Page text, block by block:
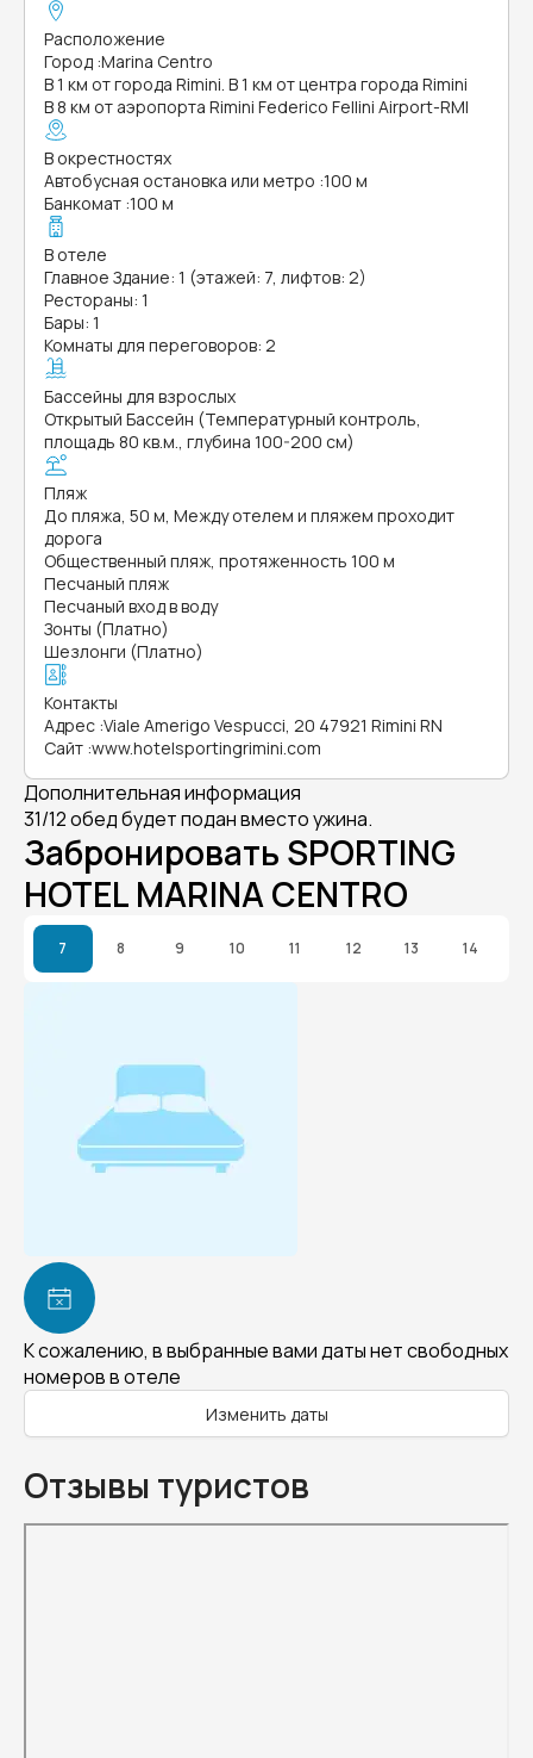
Расположение
Город :Marina Centro
В 1 км от города Rimini. В 1 км от центра города Rimini
В 8 км от аэропорта Rimini Federico Fellini Airport-RMI
В окрестностях
Автобусная остановка или метро :100 м
Банкомат :100 м
В отеле
Главное Здание: 1 (этажей: 7, лифтов: 2)
Рестораны: 1
Бары: 1
Комнаты для переговоров: 2
Бассейны для взрослых
Открытый Бассейн (Температурный контроль,
площадь 80 кв.м., глубина 100-200 см)
Пляж
До пляжа, 50 м, Между отелем и пляжем проходит
дорога
Общественный пляж, протяженность 100 м
Песчаный пляж
Песчаный вход в воду
Зонты (Платно)
Шезлонги (Платно)
Контакты
Адрес :Viale Amerigo Vespucci, 20 47921 Rimini RN
Сайт :www.hotelsportingrimini.com
Дополнительная информация
31/12 обед будет подан вместо ужина.
Забронировать SPORTING
HOTEL MARINA CENTRO
7 8 9 10 11 12 13 14
К сожалению, в выбранные вами даты нет свободных
номеров в отеле
Изменить даты
Отзывы туристов